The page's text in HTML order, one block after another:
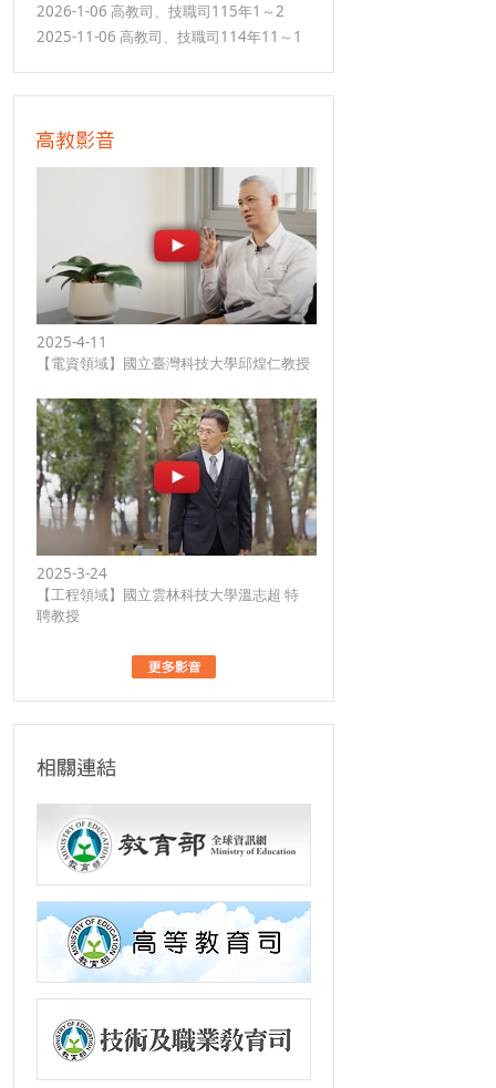
2026-1-06 高教司、技職司115年1～2
2025-11-06 高教司、技職司114年11～1
2025-4-11
【電資領域】國立臺灣科技大學邱煌仁教授
2025-3-24
【工程領域】國立雲林科技大學溫志超 特
聘教授